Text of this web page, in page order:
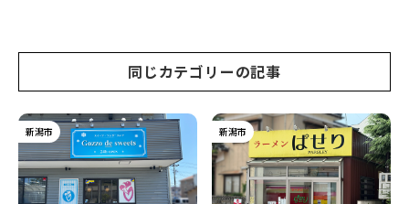
同じカテゴリーの記事
新潟市 新潟市